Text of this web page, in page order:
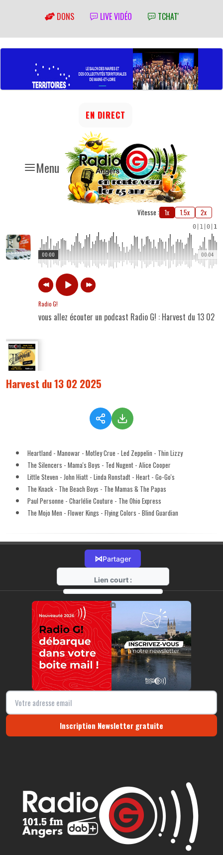
DONS LIVE VIDÉO TCHAT'
Menu
EN DIRECT
Vitesse : 1x 1.5x 2x
0 1 0 1
00:04
00:00
Radio G!
vous allez écouter un podcast Radio G! : Harvest du 13 02
Harvest du 13 02 2025
Heartland - Manowar - Motley Crue - Led Zeppelin - Thin Lizzy
The Silencers - Mama's Boys - Ted Nugent - Alice Cooper
Little Steven - John Hiatt - Linda Ronstadt - Heart - Go-Go's
The Knack - The Beach Boys - The Mamas & The Papas
Paul Personne - Charlélie Couture - The Ohio Express
The Mojo Men - Flower Kings - Flying Colors - Blind Guardian
⋈Partager
Lien court :
https://radio-g.fr?16873
⧉
Inscription Newsletter gratuite